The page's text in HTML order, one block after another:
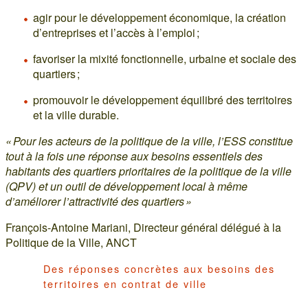
agir pour le développement économique, la création
d’entreprises et l’accès à l’emploi ;
favoriser la mixité fonctionnelle, urbaine et sociale des
quartiers ;
promouvoir le développement équilibré des territoires
et la ville durable.
« Pour les acteurs de la politique de la ville, l’ESS constitue
tout à la fois une réponse aux besoins essentiels des
habitants des quartiers prioritaires de la politique de la ville
(QPV) et un outil de développement local à même
d’améliorer l’attractivité des quartiers »
François-Antoine Mariani, Directeur général délégué à la
Politique de la Ville, ANCT
Des réponses concrètes aux besoins des
territoires en contrat de ville